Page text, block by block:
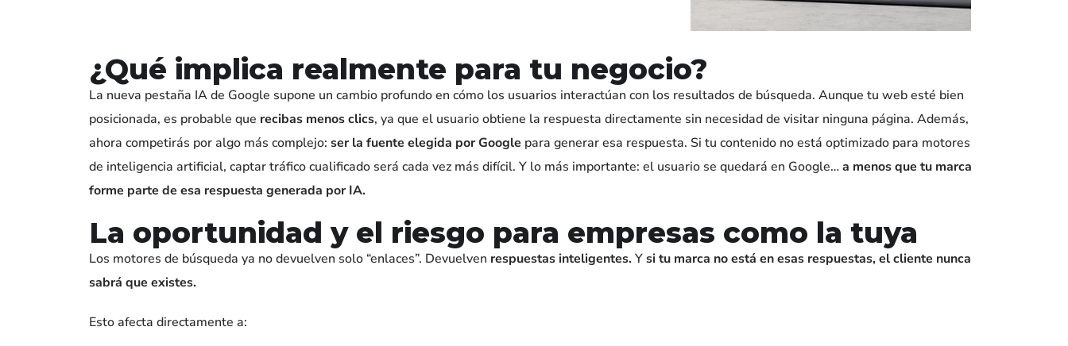
¿Qué implica realmente para tu negocio?
La nueva pestaña IA de Google supone un cambio profundo en cómo los usuarios interactúan con los resultados de búsqueda. Aunque tu web esté bien
posicionada, es probable que recibas menos clics, ya que el usuario obtiene la respuesta directamente sin necesidad de visitar ninguna página. Además,
ahora competirás por algo más complejo: ser la fuente elegida por Google para generar esa respuesta. Si tu contenido no está optimizado para motores
de inteligencia artificial, captar tráfico cualificado será cada vez más difícil. Y lo más importante: el usuario se quedará en Google…a menos que tu marca
forme parte de esa respuesta generada por IA.
La oportunidad y el riesgo para empresas como la tuya
Los motores de búsqueda ya no devuelven solo “enlaces”. Devuelven respuestas inteligentes.Ysi tu marca no está en esas respuestas, el cliente nunca
sabrá que existes.
Esto afecta directamente a: